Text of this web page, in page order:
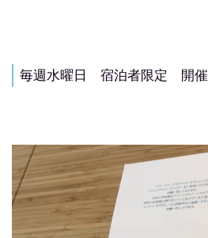
毎週水曜日 宿泊者限定 開催